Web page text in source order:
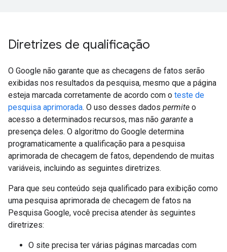
Diretrizes de qualificação
O Google não garante que as checagens de fatos serão
exibidas nos resultados da pesquisa, mesmo que a página
esteja marcada corretamente de acordo com o teste de
pesquisa aprimorada. O uso desses dados permite o
acesso a determinados recursos, mas não garante a
presença deles. O algoritmo do Google determina
programaticamente a qualificação para a pesquisa
aprimorada de checagem de fatos, dependendo de muitas
variáveis, incluindo as seguintes diretrizes.
Para que seu conteúdo seja qualificado para exibição como
uma pesquisa aprimorada de checagem de fatos na
Pesquisa Google, você precisa atender às seguintes
diretrizes:
O site precisa ter várias páginas marcadas com